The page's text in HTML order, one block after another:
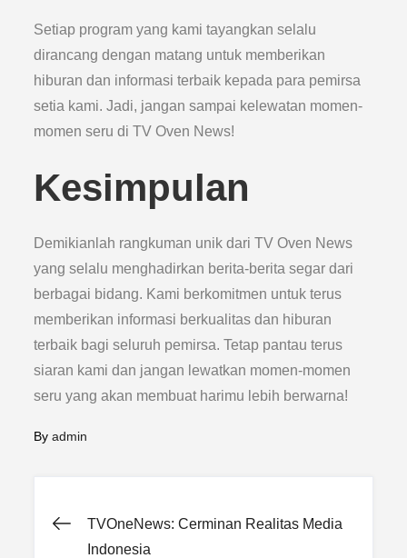
Setiap program yang kami tayangkan selalu
dirancang dengan matang untuk memberikan
hiburan dan informasi terbaik kepada para pemirsa
setia kami. Jadi, jangan sampai kelewatan momen-
momen seru di TV Oven News!
Kesimpulan
Demikianlah rangkuman unik dari TV Oven News
yang selalu menghadirkan berita-berita segar dari
berbagai bidang. Kami berkomitmen untuk terus
memberikan informasi berkualitas dan hiburan
terbaik bagi seluruh pemirsa. Tetap pantau terus
siaran kami dan jangan lewatkan momen-momen
seru yang akan membuat harimu lebih berwarna!
Byadmin
Post
TVOneNews: Cerminan Realitas Media
Indonesia